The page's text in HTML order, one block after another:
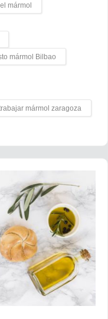
mármol
mármol Bilbao
mármol zaragoza